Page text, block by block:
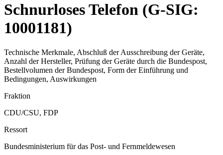
Schnurloses Telefon (G-SIG:
10001181)
Technische Merkmale, Abschluß der Ausschreibung der Geräte,
Anzahl der Hersteller, Prüfung der Geräte durch die Bundespost,
Bestellvolumen der Bundespost, Form der Einführung und
Bedingungen, Auswirkungen
Fraktion
CDU/CSU, FDP
Ressort
Bundesministerium für das Post- und Fernmeldewesen